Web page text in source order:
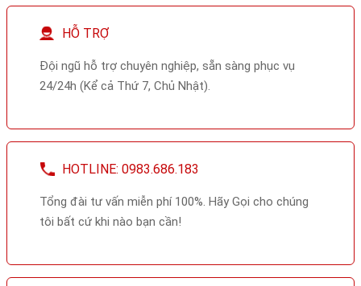
Đội ngũ hỗ trợ chuyên nghiệp, sẵn sàng phục vụ
Tổng đài tư vấn miễn phí 100%. Hãy Gọi cho chúng